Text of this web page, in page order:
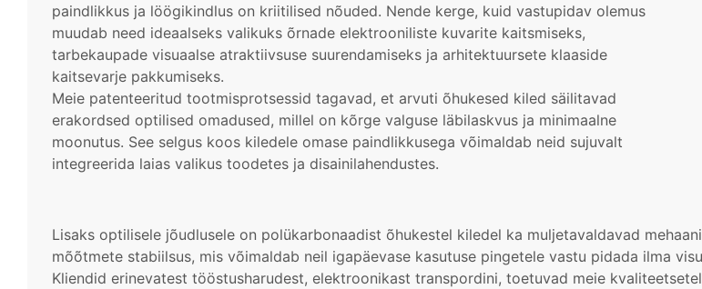
paindlikkus ja löögikindlus on kriitilised nõuded. Nende kerge, kuid vastupidav olemus
muudab need ideaalseks valikuks õrnade elektrooniliste kuvarite kaitsmiseks,
tarbekaupade visuaalse atraktiivsuse suurendamiseks ja arhitektuursete klaaside
kaitsevarje pakkumiseks.
Meie patenteeritud tootmisprotsessid tagavad, et arvuti õhukesed kiled säilitavad
erakordsed optilised omadused, millel on kõrge valguse läbilaskvus ja minimaalne
moonutus. See selgus koos kiledele omase paindlikkusega võimaldab neid sujuvalt
integreerida laias valikus toodetes ja disainilahendustes.
Lisaks optilisele jõudlusele on polükarbonaadist õhukestel kiledel ka muljetavaldavad
mõõtmete stabiilsus, mis võimaldab neil igapäevase kasutuse pingetele vastu pidada ilma
Kliendid erinevatest tööstusharudest, elektroonikast transpordini, toetuvad meie